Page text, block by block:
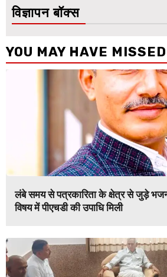
विज्ञापन बॉक्स
YOU MAY HAVE MISSED
लंबे समय से पत्रकारिता के क्षेत्र से जुड़े
विषय में पीएचडी की उपाधि मिली